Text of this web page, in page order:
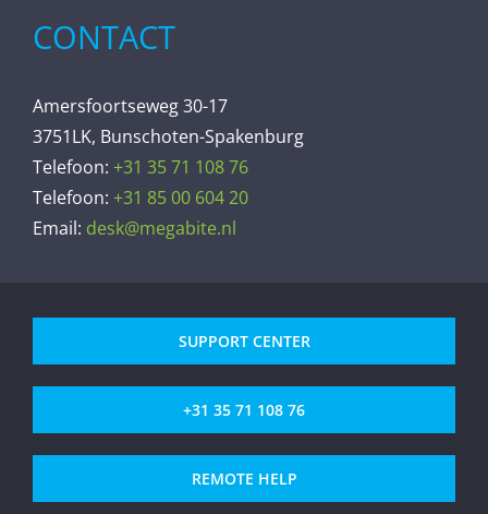
CONTACT
Amersfoortseweg 30-17
3751LK, Bunschoten-Spakenburg
Telefoon: +31 35 71 108 76
Telefoon: +31 85 00 604 20
Email: desk@megabite.nl
SUPPORT CENTER
+31 35 71 108 76
REMOTE HELP